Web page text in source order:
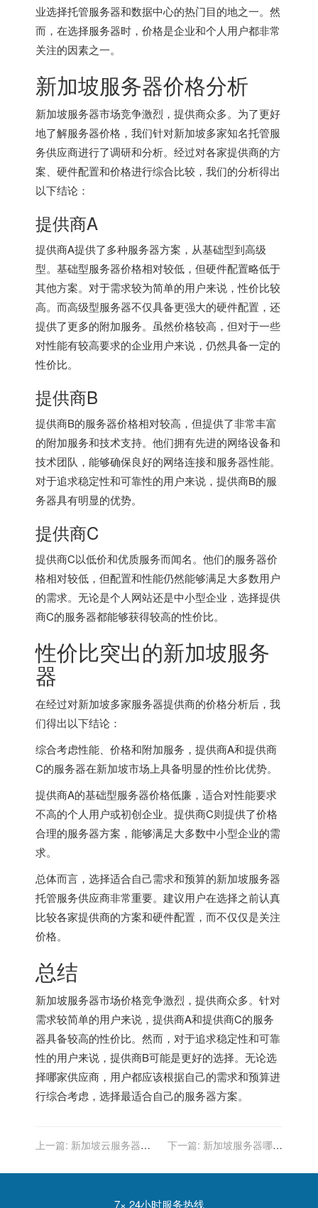
业选择托管服务器和数据中心的热门目的地之一。然
而，在选择服务器时，价格是企业和个人用户都非常
关注的因素之一。
新加坡服务器价格分析
新加坡服务器市场竞争激烈，提供商众多。为了更好
地了解服务器价格，我们针对新加坡多家知名托管服
务供应商进行了调研和分析。经过对各家提供商的方
案、硬件配置和价格进行综合比较，我们的分析得出
以下结论：
提供商A
提供商A提供了多种服务器方案，从基础型到高级
型。基础型服务器价格相对较低，但硬件配置略低于
其他方案。对于需求较为简单的用户来说，性价比较
高。而高级型服务器不仅具备更强大的硬件配置，还
提供了更多的附加服务。虽然价格较高，但对于一些
对性能有较高要求的企业用户来说，仍然具备一定的
性价比。
提供商B
提供商B的服务器价格相对较高，但提供了非常丰富
的附加服务和技术支持。他们拥有先进的网络设备和
技术团队，能够确保良好的网络连接和服务器性能。
对于追求稳定性和可靠性的用户来说，提供商B的服
务器具有明显的优势。
提供商C
提供商C以低价和优质服务而闻名。他们的服务器价
格相对较低，但配置和性能仍然能够满足大多数用户
的需求。无论是个人网站还是中小型企业，选择提供
商C的服务器都能够获得较高的性价比。
性价比突出的新加坡服务
器
在经过对新加坡多家服务器提供商的价格分析后，我
们得出以下结论：
综合考虑性能、价格和附加服务，提供商A和提供商
C的服务器在新加坡市场上具备明显的性价比优势。
提供商A的基础型服务器价格低廉，适合对性能要求
不高的个人用户或初创企业。提供商C则提供了价格
合理的服务器方案，能够满足大多数中小型企业的需
求。
总体而言，选择适合自己需求和预算的新加坡服务器
托管服务供应商非常重要。建议用户在选择之前认真
比较各家提供商的方案和硬件配置，而不仅仅是关注
价格。
总结
新加坡服务器市场价格竞争激烈，提供商众多。针对
需求较简单的用户来说，提供商A和提供商C的服务
器具备较高的性价比。然而，对于追求稳定性和可靠
性的用户来说，提供商B可能是更好的选择。无论选
择哪家供应商，用户都应该根据自己的需求和预算进
行综合考虑，选择最适合自己的服务器方案。
上一篇: 新加坡云服务器哪
下一篇: 新加坡服务器哪个
7× 24小时服务热线